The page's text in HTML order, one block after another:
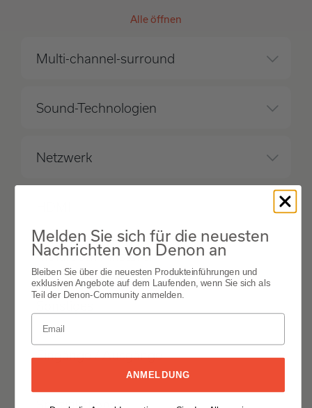
Alle öffnen
Multi-channel-surround
Sound-Technologien
Netzwerk
Multiroom / Installer
Eingänge / Ausgänge
Spezifikationen
Melden Sie sich für die neuesten
Nachrichten von Denon an
Bleiben Sie über die neuesten Produkteinführungen und
exklusiven Angebote auf dem Laufenden, wenn Sie sich als
Teil der Denon-Community anmelden.
ANMELDUNG